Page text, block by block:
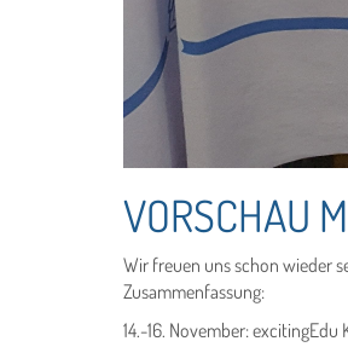
VORSCHAU
Wir freuen uns schon wieder
Zusammenfassung:
14.-16. November: